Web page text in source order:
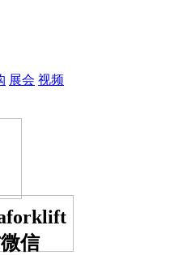
信
展会 视频